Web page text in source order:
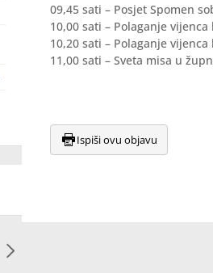
09,45 sati – Posjet Spomen
10,00 sati – Polaganje
10,20 sati – Polaganje
11,00 sati – Sveta misa u
Ispiši ovu objavu